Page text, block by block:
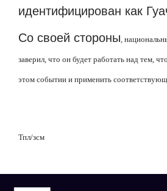
идентифицирован как
Со своей стороны,
заверил, что он будет работать над тем,
этом событии и применить
Тпл/зсм